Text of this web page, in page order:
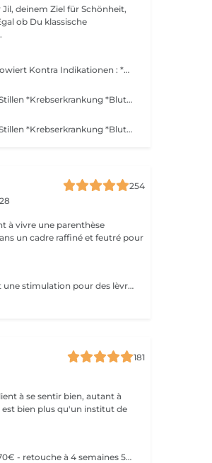
deinem Ziel für Schönheit,
1 bis 2 Schönheitsflecke werden tätowiert Kontra Indikationen : *Schwanger, Stillen *Krebserkrankung *Blutverdünnungsmittel Keine Nachbehandlung im Preis inbegriffen. Kein Alkohol am vorigem Tag. Post Behandlung : *1Woche eine Creme auftragen, welche sie bei uns kaufen.
Kontra Indikationen : *Schwanger, Stillen *Krebserkrankung *Blutverdünnungsmittel Keine Nachbehandlung im Preis inbegriffen. Kein Alkohol am vorigem Tag. Post Behandlung : *1Woche eine Creme auftragen, welche sie bei uns kaufen.
Kontra Indikationen : *Schwanger, Stillen *Krebserkrankung *Blutverdünnungsmittel Kein Alkohol am vorigem Tag. Es ist keine Auffüllung im Pries inbegriffen. Wenn Sie eine lokale Anestesie wollen, müssen Sie eine ärtzliche Verschreibung ( Gesetz verlangt dies ) vorlegen um Allergien/Reaktionen zu vermeiden. Die Creme müssen Sie sich selbst in der Apotke besorgen. Post Behandlung : *1Woche eine Creme auftragen, welche sie bei uns kaufen.
254
à vivre une parenthèse
Soin qui combien une exfoliation et une stimulation pour des lèvres douces et hydratées durant 10 jours. Plus souvent connu sous le non de Henna Lips, cette technique hydrate et pigmente les lèvres SANS utilisation d'aiguilles. Des lèvres traités, douces, lisses et repulpés sans douleur avec un effet Lip Sticks longue durée (de 12 à 72h). Avec un bon entretien survient une pigmentation progressive pour des lèvres gourmandes dès le réveil.
181
à se sentir bien, autant à
bien plus qu'un institut de
Récapitulatif des tarifs: - 1 séance 270€ - retouche à 4 semaines 50€ - retouche à 1 an 150€ - retouche 2 ans 200€